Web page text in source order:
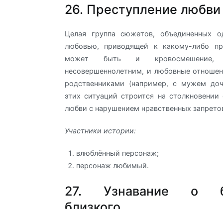
26. Преступление любви
Целая группа сюжетов, объединенных
любовью, приводящей к какому-либо
может быть и
несовершеннолетним, и любовные
родственниками (например, с мужем
этих ситуаций строится на столкновении
любви с нарушением нравственных
Участники истории:
влюблённый персонаж;
персонаж любимый.
27. Узнавание о